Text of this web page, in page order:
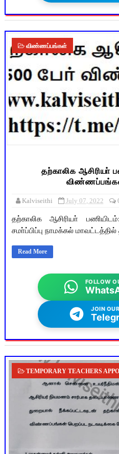
விண்ணப்பங்கள்
தற்காலிக ஆசிரியா்
விண்ணப்பங்கள்
Kalviseithi July 07, 2022
தற்காலிக ஆசிரியா்
சமா்ப்பிப்பு நாமக்கல்
Read More
FOLLOW
JOIN
TEMPORARY TEACHERS